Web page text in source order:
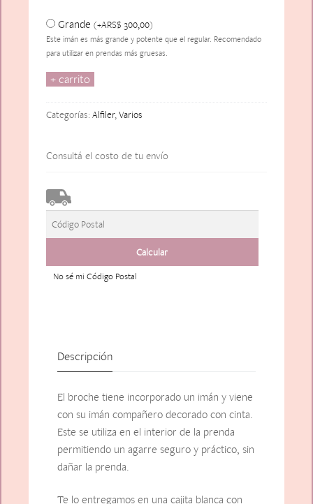
Grande (+ARS$ 300,00)
Este imán es más grande y potente que el regular. Recomendado
para utilizar en prendas más gruesas.
Poire
+ carrito
Categorías: Alfiler,Varios
Consultá el costo de tu envío
No sé mi Código Postal
Descripción
El broche tiene incorporado un imán y viene
con su imán compañero decorado con cinta.
Este se utiliza en el interior de la prenda
permitiendo un agarre seguro y práctico, sin
dañar la prenda.
Te lo entregamos en una cajita blanca con